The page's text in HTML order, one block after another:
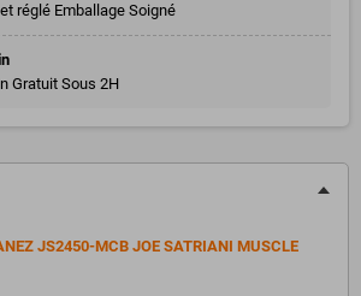
réglé Emballage Soigné
Gratuit Sous 2H
JS2450-MCB JOE SATRIANI MUSCLE